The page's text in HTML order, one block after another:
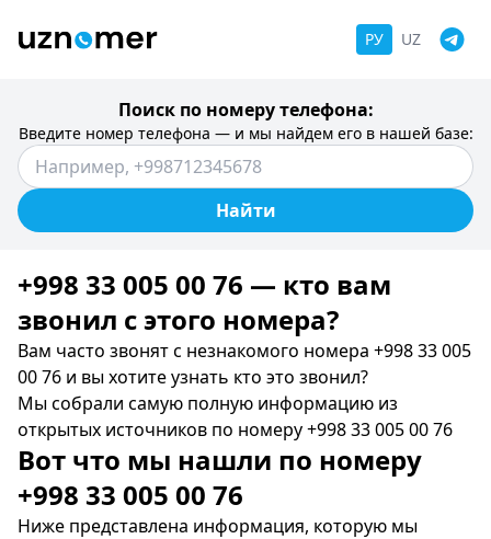
РУ UZ
Поиск по номеру телефона:
Введите номер телефона — и мы найдем его в нашей базе:
Найти
+998 33 005 00 76 — кто вам
звонил c этого номера?
Вам часто звонят с незнакомого номера +998 33 005
00 76 и вы хотите узнать кто это звонил?
Мы собрали самую полную информацию из
открытых источников по номеру +998 33 005 00 76
Вот что мы нашли по номеру
+998 33 005 00 76
Ниже представлена информация, которую мы